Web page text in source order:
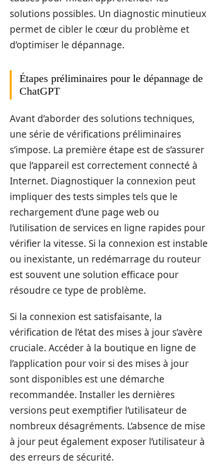
solutions possibles. Un diagnostic minutieux
permet de cibler le cœur du problème et
d’optimiser le dépannage.
Étapes préliminaires pour le dépannage de
ChatGPT
Avant d’aborder des solutions techniques,
une série de vérifications préliminaires
s’impose. La première étape est de s’assurer
que l’appareil est correctement connecté à
Internet. Diagnostiquer la connexion peut
impliquer des tests simples tels que le
rechargement d’une page web ou
l’utilisation de services en ligne rapides pour
vérifier la vitesse. Si la connexion est instable
ou inexistante, un redémarrage du routeur
est souvent une solution efficace pour
résoudre ce type de problème.
Si la connexion est satisfaisante, la
vérification de l’état des mises à jour s’avère
cruciale. Accéder à la boutique en ligne de
l’application pour voir si des mises à jour
sont disponibles est une démarche
recommandée. Installer les dernières
versions peut exemptifier l’utilisateur de
nombreux désagréments. L’absence de mise
à jour peut également exposer l’utilisateur à
des erreurs de sécurité.